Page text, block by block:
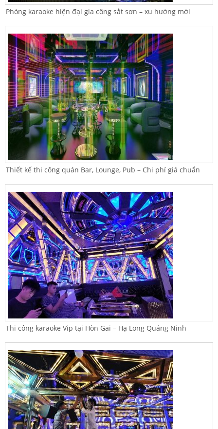
Phòng karaoke hiện đại gia công sắt sơn – xu hướng mới
Thiết kế thi công quán Bar, Lounge, Pub – Chi phí giá chuẩn
Thi công karaoke Vip tại Hòn Gai – Hạ Long Quảng Ninh